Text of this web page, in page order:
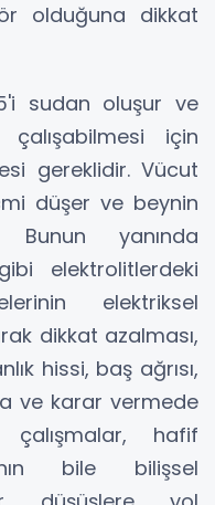
olduğuna dikkat
sudan oluşur ve
çalışabilmesi için
gereklidir. Vücut
düşer ve beynin
Bunun yanında
elektrolitlerdeki
elektriksel
dikkat azalması,
hissi, baş ağrısı,
ve karar vermede
çalışmalar, hafif
bile bilişsel